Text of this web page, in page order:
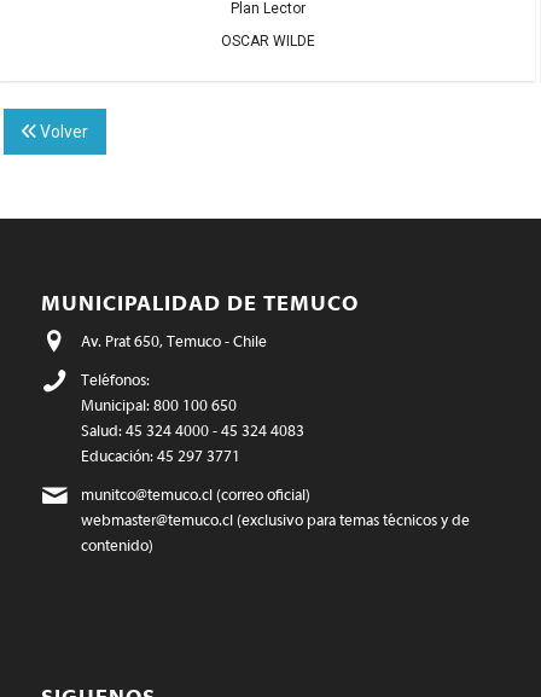
Plan Lector
OSCAR WILDE
Volver
MUNICIPALIDAD DE TEMUCO
Av. Prat 650, Temuco - Chile
Teléfonos:
Municipal: 800 100 650
Salud: 45 324 4000 - 45 324 4083
Educación: 45 297 3771
munitco@temuco.cl(correo oficial)
webmaster@temuco.cl(exclusivo para temas técnicos y de
contenido)